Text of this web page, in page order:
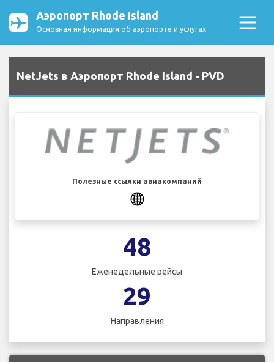
Аэропорт Rhode Island
Основная информация об аэропорте и услугах
NetJets в Аэропорт Rhode Island - PVD
Полезные ссылки авиакомпаний
48
Еженедельные рейсы
29
Направления